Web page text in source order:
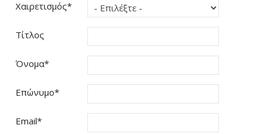
Χαιρετισμός*
Τίτλος
Όνομα*
Επώνυμο*
Email*